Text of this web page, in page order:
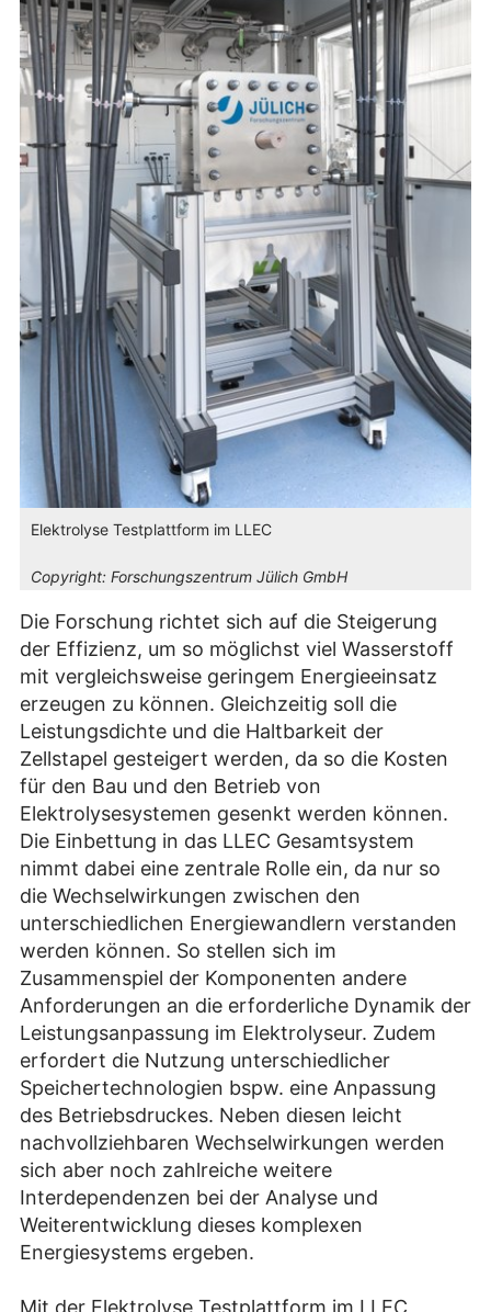
Elektrolyse Testplattform im LLEC
Copyright: Forschungszentrum Jülich GmbH
Die Forschung richtet sich auf die Steigerung
der Effizienz, um so möglichst viel Wasserstoff
mit vergleichsweise geringem Energieeinsatz
erzeugen zu können. Gleichzeitig soll die
Leistungsdichte und die Haltbarkeit der
Zellstapel gesteigert werden, da so die Kosten
für den Bau und den Betrieb von
Elektrolysesystemen gesenkt werden können.
Die Einbettung in das LLEC Gesamtsystem
nimmt dabei eine zentrale Rolle ein, da nur so
die Wechselwirkungen zwischen den
unterschiedlichen Energiewandlern verstanden
werden können. So stellen sich im
Zusammenspiel der Komponenten andere
Anforderungen an die erforderliche Dynamik der
Leistungsanpassung im Elektrolyseur. Zudem
erfordert die Nutzung unterschiedlicher
Speichertechnologien bspw. eine Anpassung
des Betriebsdruckes. Neben diesen leicht
nachvollziehbaren Wechselwirkungen werden
sich aber noch zahlreiche weitere
Interdependenzen bei der Analyse und
Weiterentwicklung dieses komplexen
Energiesystems ergeben.
Mit der Elektrolyse Testplattform im LLEC